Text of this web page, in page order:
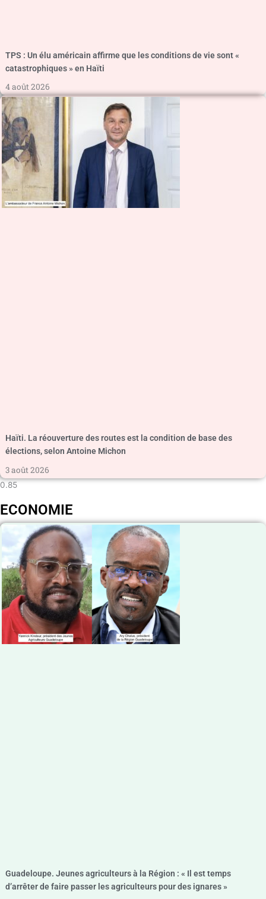
TPS : Un élu américain affirme que les conditions de vie sont «
catastrophiques » en Haïti
4 août 2026
Haïti. La réouverture des routes est la condition de base des
élections, selon Antoine Michon
3 août 2026
ECONOMIE
Guadeloupe. Jeunes agriculteurs à la Région : « Il est temps
d’arrêter de faire passer les agriculteurs pour des ignares »